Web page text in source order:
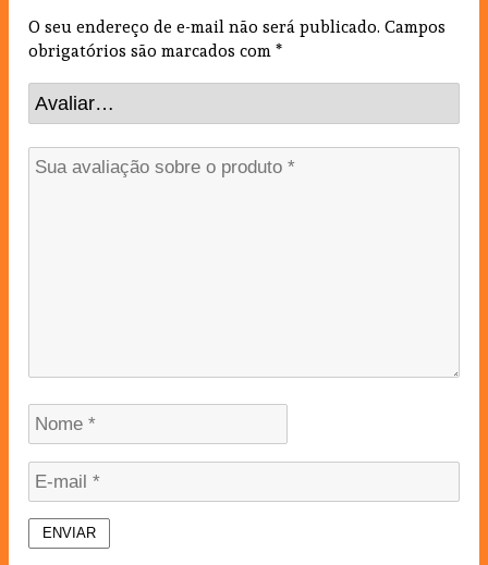
O seu endereço de e-mail não será publicado. Campos
obrigatórios são marcados com *